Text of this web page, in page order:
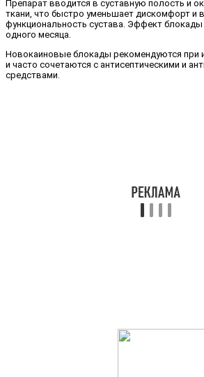
Препарат вводится в суставную полость и
ткани, что быстро уменьшает дискомфорт и
функциональность сустава. Эффект
одного месяца.
Новокаиновые блокады рекомендуются при
и часто сочетаются с антисептическими и
средствами.